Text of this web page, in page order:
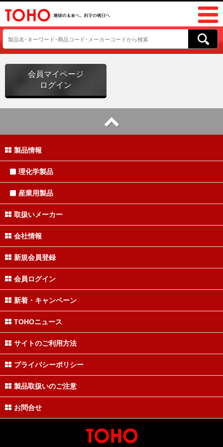
会員マイページ
ログイン
製品情報
理化学製品
産業用製品
取扱いメーカー
会社情報
新規会員登録
会員ログイン
新着・キャンペーン
TOHOニュース
サイトのご利用方法
プライバシーポリシー
製品取扱いのご注意
お問合せ